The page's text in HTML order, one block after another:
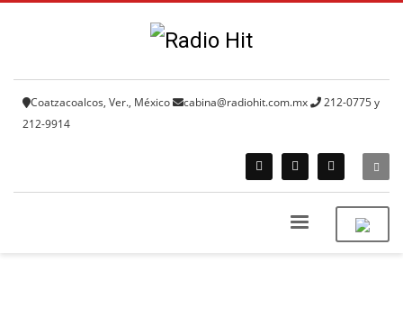
Coatzacoalcos, Ver., México cabina@radiohit.com.mx
212-0775 y
212-9914